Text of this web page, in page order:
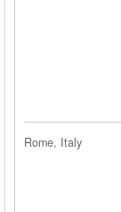
Rome, Italy